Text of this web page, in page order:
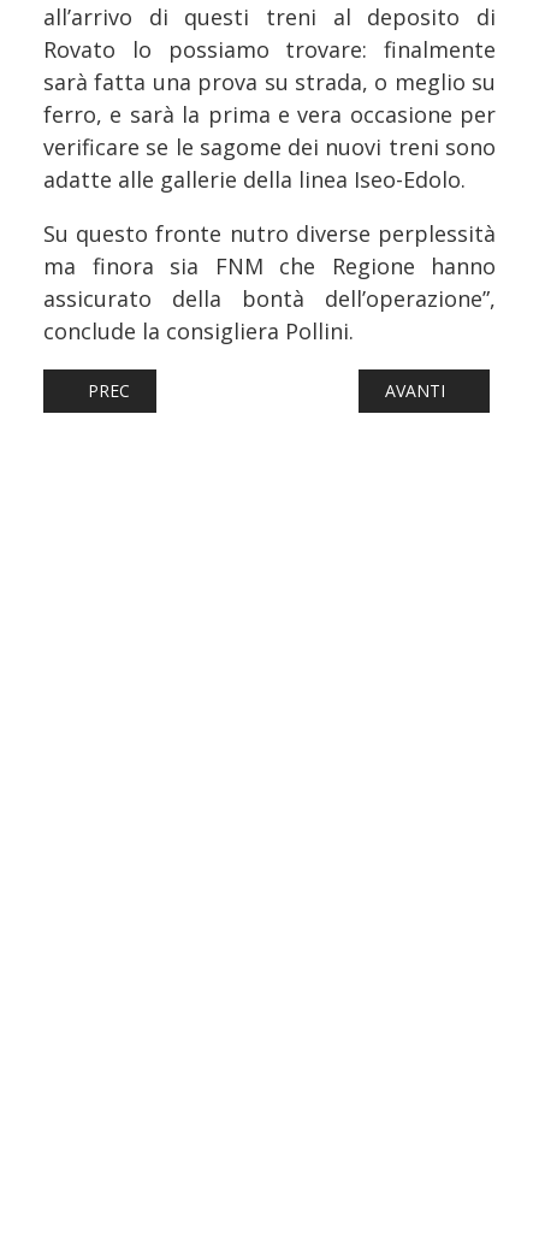
all’arrivo di questi treni al deposito di
Rovato lo possiamo trovare: finalmente
sarà fatta una prova su strada, o meglio su
ferro, e sarà la prima e vera occasione per
verificare se le sagome dei nuovi treni sono
adatte alle gallerie della linea Iseo-Edolo.
Su questo fronte nutro diverse perplessità
ma finora sia FNM che Regione hanno
assicurato della bontà dell’operazione”,
conclude la consigliera Pollini.
ARTICOLO PRECEDENTE: FERROVIE: ECCO IL
PREC ARTICOLO
AVANTI